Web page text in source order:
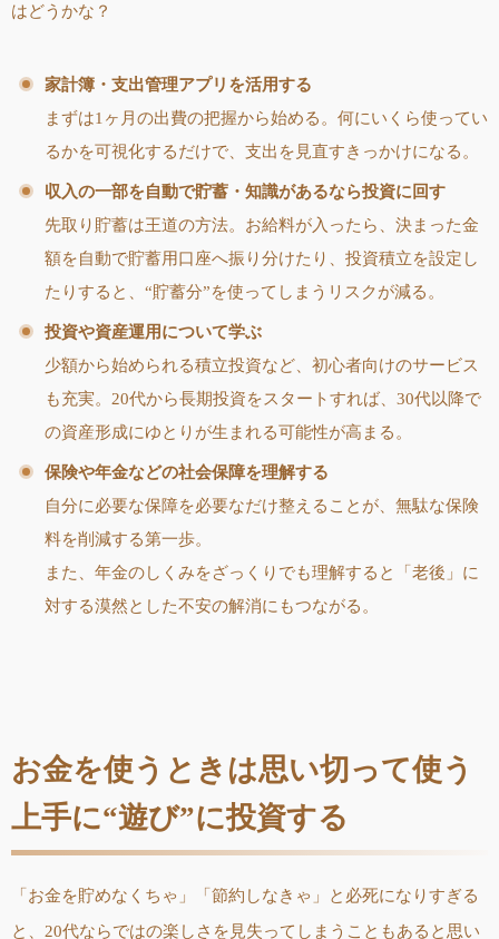
はどうかな？
家計簿・支出管理アプリを活用する
まずは1ヶ月の出費の把握から始める。何にいくら使ってい
るかを可視化するだけで、支出を見直すきっかけになる。
収入の一部を自動で貯蓄・知識があるなら投資に回す
先取り貯蓄は王道の方法。お給料が入ったら、決まった金
額を自動で貯蓄用口座へ振り分けたり、投資積立を設定し
たりすると、“貯蓄分”を使ってしまうリスクが減る。
投資や資産運用について学ぶ
少額から始められる積立投資など、初心者向けのサービス
も充実。20代から長期投資をスタートすれば、30代以降で
の資産形成にゆとりが生まれる可能性が高まる。
保険や年金などの社会保障を理解する
自分に必要な保障を必要なだけ整えることが、無駄な保険
料を削減する第一歩。
また、年金のしくみをざっくりでも理解すると「老後」に
対する漠然とした不安の解消にもつながる。
お金を使うときは思い切って使う
上手に“遊び”に投資する
「お金を貯めなくちゃ」「節約しなきゃ」と必死になりすぎる
と、20代ならではの楽しさを見失ってしまうこともあると思い